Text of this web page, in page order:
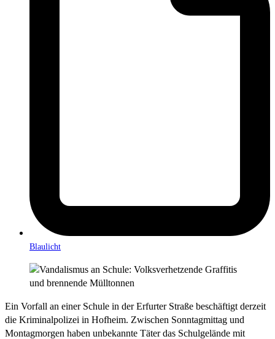
Blaulicht
Ein Vorfall an einer Schule in der Erfurter Straße beschäftigt derzeit
die Kriminalpolizei in Hofheim. Zwischen Sonntagmittag und
Montagmorgen haben unbekannte Täter das Schulgelände mit